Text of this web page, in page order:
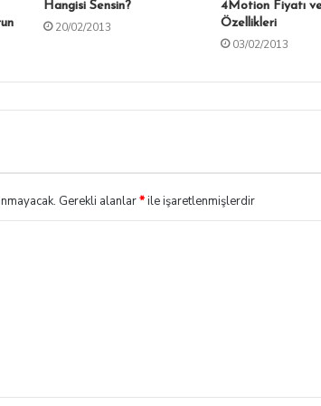
Hangisi Sensin?
20/02/2013
4Motion Fiyatı
Özellikleri
03/02/2013
Gerekli alanlar*ile işaretlenmişlerdir